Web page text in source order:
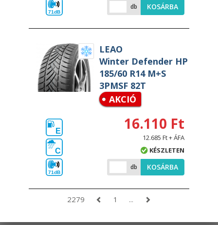
71dB
db KOSÁRBA
LEAO
Winter Defender HP
185/60 R14 M+S
3PMSF 82T
AKCIÓ
E
C
71dB
16.110 Ft
12.685 Ft + ÁFA
KÉSZLETEN
db KOSÁRBA
2279 1 ...